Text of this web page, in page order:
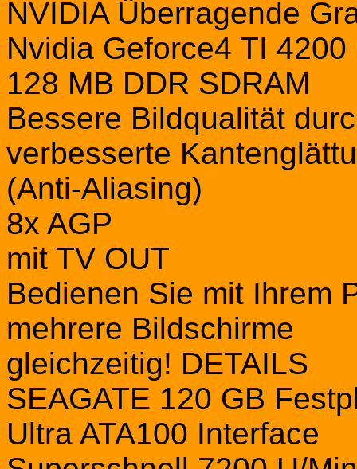
NVIDIA Überragende
Nvidia Geforce4 TI 4200
128 MB DDR SDRAM
Bessere Bildqualität
verbesserte
(Anti-Aliasing)
8x AGP
mit TV OUT
Bedienen Sie mit Ihrem
mehrere Bildschirme
gleichzeitig! DETAILS
SEAGATE 120 GB
Ultra ATA100 Interface